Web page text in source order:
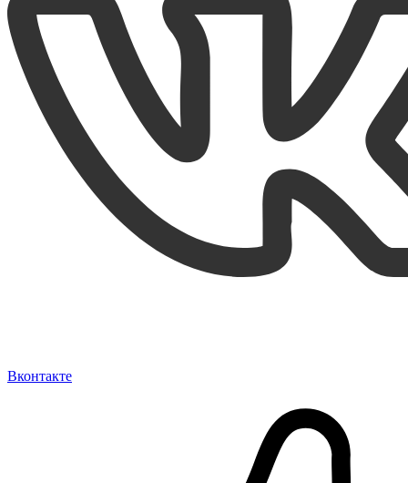
Вконтакте